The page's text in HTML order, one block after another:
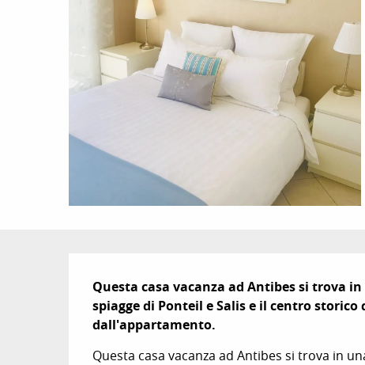
Descrizione
Questa casa vacanza ad Antibes si trova
spiagge di Ponteil e Salis e il centro
dall'appartamento.
Questa casa vacanza ad Antibes si trova in